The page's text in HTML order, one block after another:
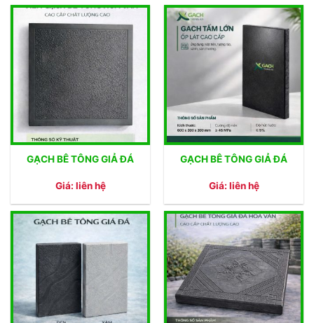
GẠCH BÊ TÔNG GIẢ ĐÁ
Giá: liên hệ
GẠCH BÊ TÔNG GIẢ ĐÁ
Giá: liên hệ